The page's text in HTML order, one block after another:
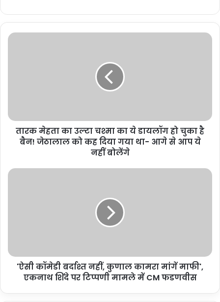
तारक मेहता का उल्टा चश्मा का ये डायलॉग हो चुका है
बैन! जेठालाल को कह दिया गया था- आगे से आप ये
नहीं बोलेंगे
'ऐसी कॉमेडी बर्दाश्त नहीं, कुणाल कामरा मांगें माफी',
एकनाथ शिंदे पर टिप्पणी मामले में CM फडणवीस